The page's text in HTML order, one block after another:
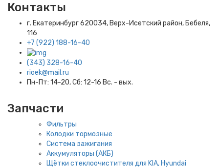
Контакты
г. Екатеринбург​ 620034, Верх-Исетский район, Бебеля,
116
+7 (922) 188-16-40
(343) 328-16-40
rioek@mail.ru
Пн-Пт: 14-20, Сб: 12-16 Вс. - вых.
Запчасти
Фильтры
Колодки тормозные
Система зажигания
Аккумуляторы (АКБ)
Щётки стеклоочистителя для KIA, Hyundai